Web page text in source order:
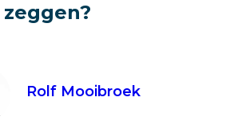
zeggen?
Rolf Mooibroek